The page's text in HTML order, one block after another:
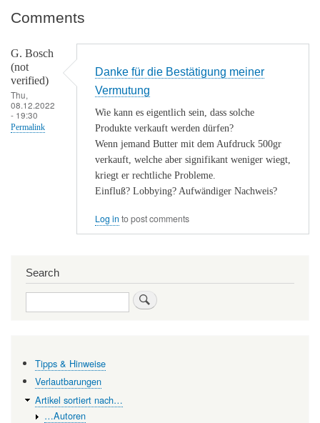
Auf
Haut
geschmiert
-
wie
gelangt
schmerzende
Comments
G. Bosch
(not
verified)
Thu,
08.12.2022
- 19:30
Permalink
Danke für die Bestätigung meiner
Vermutung
Wie kann es eigentlich sein, dass solche
Produkte verkauft werden dürfen?
Wenn jemand Butter mit dem Aufdruck 500gr
verkauft, welche aber signifikant weniger wiegt,
kriegt er rechtliche Probleme.
Einfluß? Lobbying? Aufwändiger Nachweis?
Log in to post comments
Search
Search
Tipps & Hinweise
Verlautbarungen
Artikel sortiert nach…
…Autoren